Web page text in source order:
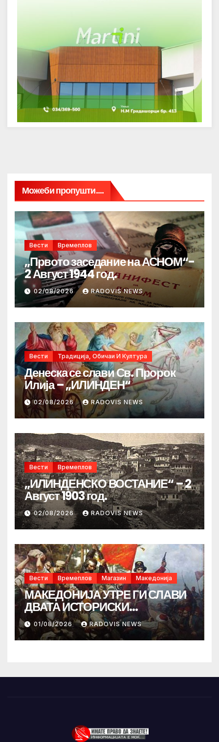
Можеби пропушти....
Вести Времеплов
„Првото заседание на АСНОМ“-
2 Август 1944 год.
02/08/2026 RADOVIS NEWS
Вести Традиција, Обичаи И Култура
Денеска се слави Св. Пророк
Илија – „ИЛИНДЕН“
02/08/2026 RADOVIS NEWS
Вести Времеплов
„ИЛИНДЕНСКО ВОСТАНИЕ“ – 2
Август 1903 год.
02/08/2026 RADOVIS NEWS
Вести Времеплов Магазин Македонија
МАКЕДОНИЈА УТРЕ ГИ СЛАВИ
ДВАТА ИСТОРИСКИ
ИЛИНДЕНА!
01/08/2026 RADOVIS NEWS